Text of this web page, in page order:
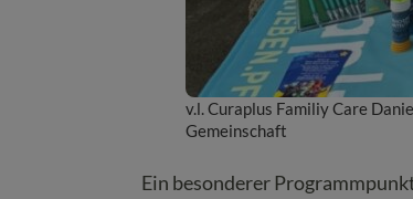
v.l. Curaplus Familiy Care
Gemeinschaft
Ein besonderer